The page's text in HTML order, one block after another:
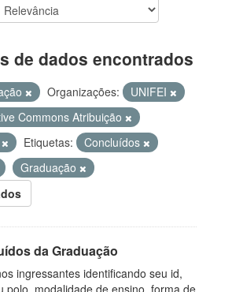
de dados encontrados
Organizações:
UNIFEI
Commons Atribuição
Etiquetas:
Concluídos
Graduação
da Graduação
ingressantes identificando seu id,
polo, modalidade de ensino, forma de